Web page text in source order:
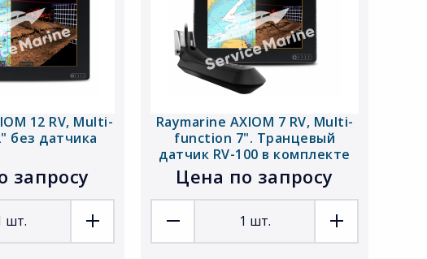
12 RV, Multi-
без датчика
запросу
шт.
Raymarine AXIOM 7 RV, Multi-
function 7". Транцевый
датчик RV-100 в комплекте
Цена по запросу
1 шт.